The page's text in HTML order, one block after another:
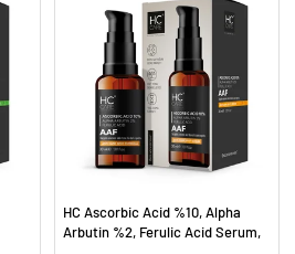
HC Ascorbic Acid %10, Alpha
Arbutin %2, Ferulic Acid Serum,